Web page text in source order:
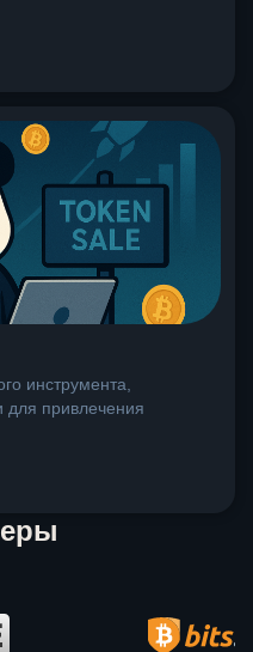
инструмента,
для привлечения